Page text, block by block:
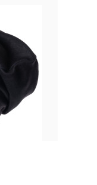
KNIT ve